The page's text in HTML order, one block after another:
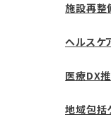
施設再整
ヘルスケ
医療DX
地域包括